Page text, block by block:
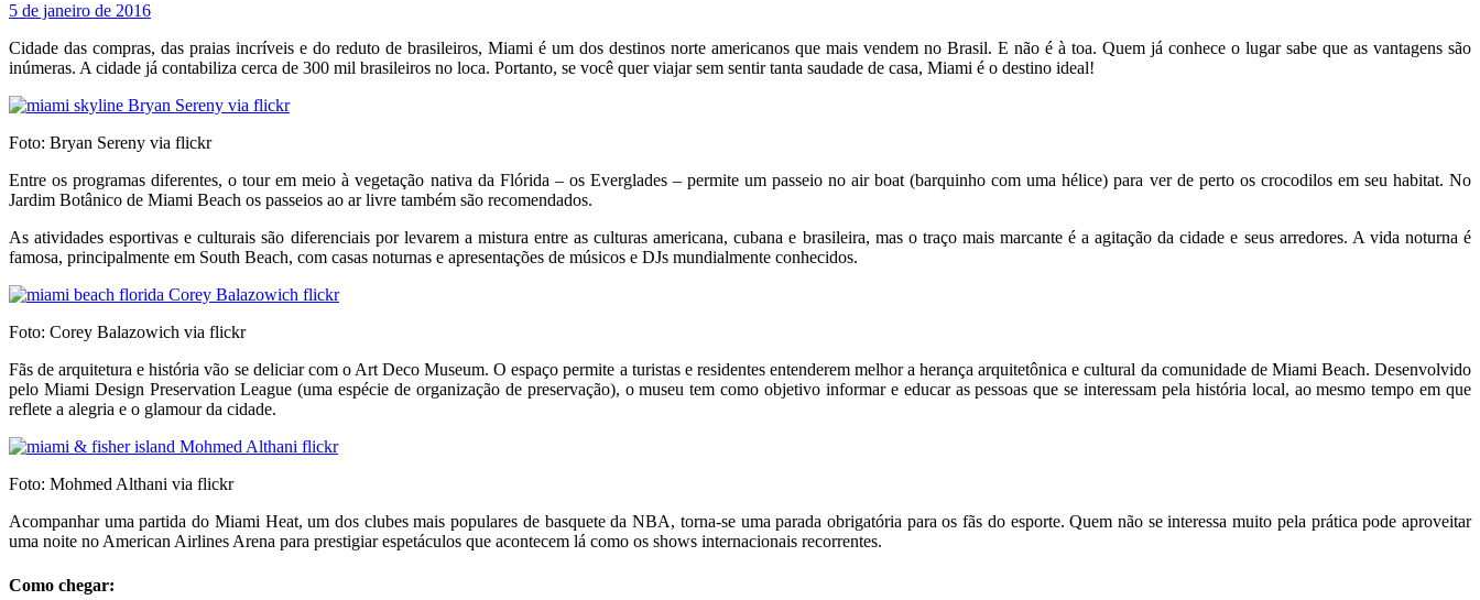
5 de janeiro de 2016
Cidade das compras, das praias incríveis e do reduto de brasileiros, Miami é um dos destinos norte americanos que mais vendem no Brasil. E não é à toa. Quem já conhece o lugar sabe que as vantagens são
inúmeras. A cidade já contabiliza cerca de 300 mil brasileiros no loca. Portanto, se você quer viajar sem sentir tanta saudade de casa, Miami é o destino ideal!
Foto: Bryan Sereny via flickr
Entre os programas diferentes, o tour em meio à vegetação nativa da Flórida – os Everglades – permite um passeio no air boat (barquinho com uma hélice) para ver de perto os crocodilos em seu habitat. No
Jardim Botânico de Miami Beach os passeios ao ar livre também são recomendados.
As atividades esportivas e culturais são diferenciais por levarem a mistura entre as culturas americana, cubana e brasileira, mas o traço mais marcante é a agitação da cidade e seus arredores. A vida noturna é
famosa, principalmente em South Beach, com casas noturnas e apresentações de músicos e DJs mundialmente conhecidos.
Foto: Corey Balazowich via flickr
Fãs de arquitetura e história vão se deliciar com o Art Deco Museum. O espaço permite a turistas e residentes entenderem melhor a herança arquitetônica e cultural da comunidade de Miami Beach. Desenvolvido
pelo Miami Design Preservation League (uma espécie de organização de preservação), o museu tem como objetivo informar e educar as pessoas que se interessam pela história local, ao mesmo tempo em que
reflete a alegria e o glamour da cidade.
Foto: Mohmed Althani via flickr
Acompanhar uma partida do Miami Heat, um dos clubes mais populares de basquete da NBA, torna-se uma parada obrigatória para os fãs do esporte. Quem não se interessa muito pela prática pode aproveitar
uma noite no American Airlines Arena para prestigiar espetáculos que acontecem lá como os shows internacionais recorrentes.
Como chegar: